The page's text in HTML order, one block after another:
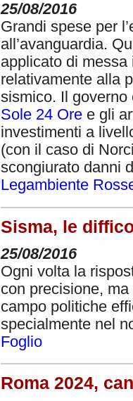
25/08/2016
Grandi spese per
all’avanguardia.
applicato di
relativamente alla
sismico. Il
Sole 24 Ore e gli
investimenti a
(con il caso di
scongiurato danni
Legambiente
Sisma, le
25/08/2016
Ogni volta la
con precisione,
campo politiche
specialmente nel
Foglio
Roma 2024,